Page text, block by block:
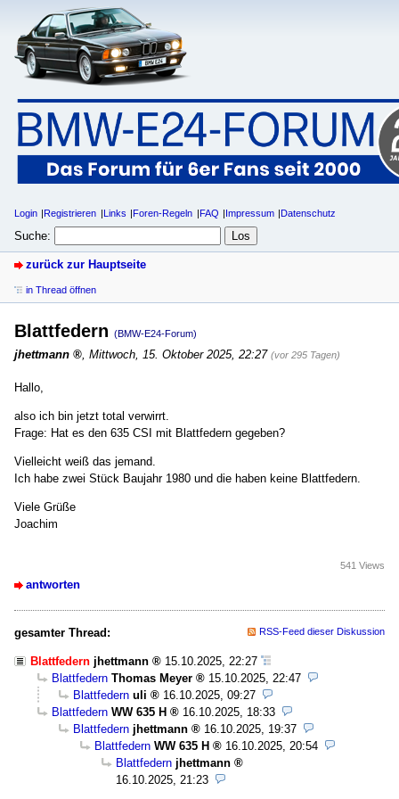
Login Registrieren Links Foren-Regeln FAQ Impressum Datenschutz
Suche:
zurück zur Hauptseite
in Thread öffnen
Blattfedern (BMW-E24-Forum)
jhettmann Mittwoch, 15. Oktober 2025, 22:27 (vor 295 Tagen)
Hallo,
also ich bin jetzt total verwirrt.
Frage: Hat es den 635 CSI mit Blattfedern gegeben?
Vielleicht weiß das jemand.
Ich habe zwei Stück Baujahr 1980 und die haben keine Blattfedern.
Viele Grüße
Joachim
antworten
541 Views
gesamter Thread: RSS-Feed dieser Diskussion
Blattfedern jhettmann
15.10.2025, 22:27
Blattfedern Thomas Meyer
15.10.2025, 22:47
Blattfedern uli
16.10.2025, 09:27
Blattfedern WW 635 H
16.10.2025, 18:33
Blattfedern jhettmann
16.10.2025, 19:37
Blattfedern WW 635 H
16.10.2025, 20:54
Blattfedern jhettmann
16.10.2025, 21:23